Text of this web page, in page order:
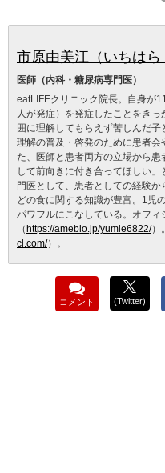
市原由美江（いちはら
医師（内科・糖尿病専門医）
eatLIFEクリニック院長。自身が
人が発症）を発症したことをき
囲に理解してもらえず苦しんだ
理解の普及・啓発のために患者会
た、医師と患者両方の立場から患
して前向きに付き合ってほしい
門医として、患者としての経験
どの食に関する知識が豊富。1児
パワフルにこなしている。オフィ
（ https://ameblo.jp/yumie6822/）
cl.com/）。
コメント (Twitter)